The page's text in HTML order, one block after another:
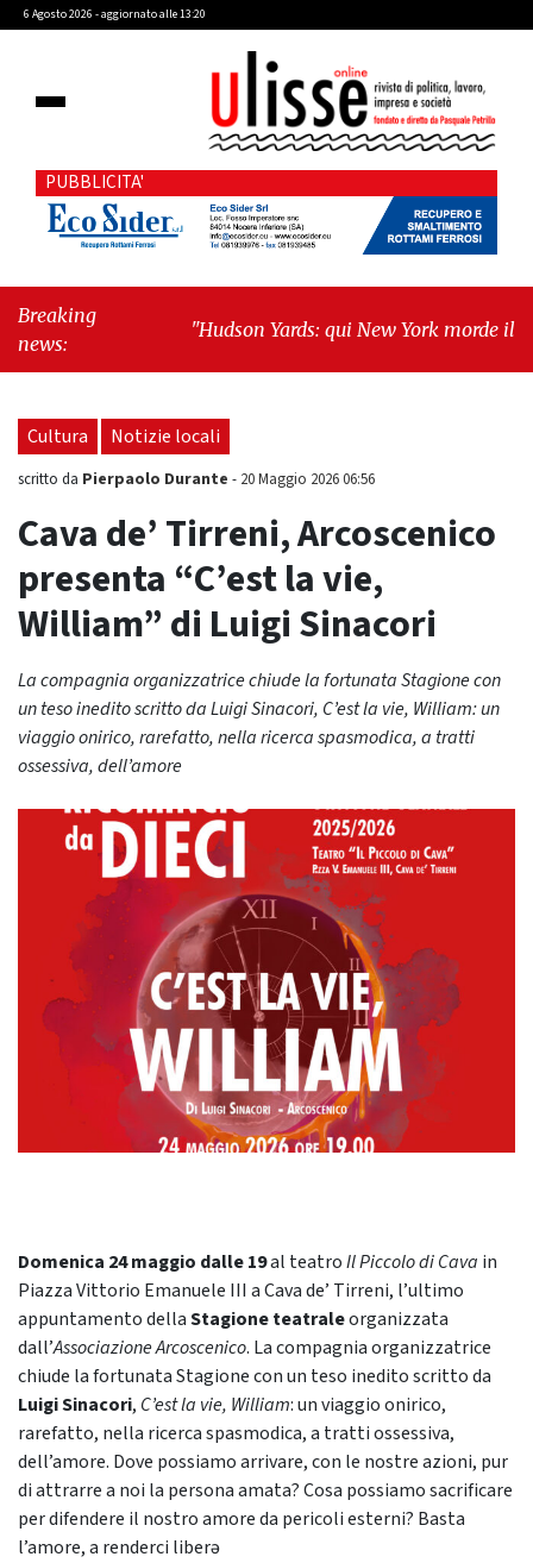
6 Agosto 2026 - aggiornato alle 13:20
PUBBLICITA'
Breaking
news:
"Hudson Yards: qui New York morde il
Cultura Notizie locali
scritto da Pierpaolo Durante - 20 Maggio 2026 06:56
Cava de’ Tirreni, Arcoscenico
presenta “C’est la vie,
William” di Luigi Sinacori
La compagnia organizzatrice chiude la fortunata Stagione con
un teso inedito scritto da Luigi Sinacori, C’est la vie, William: un
viaggio onirico, rarefatto, nella ricerca spasmodica, a tratti
ossessiva, dell’amore
Domenica 24 maggio dalle 19al teatroIl Piccolo di Cava in
Piazza Vittorio Emanuele III a Cava de’ Tirreni, l’ultimo
appuntamento dellaStagione teatraleorganizzata
dall’Associazione Arcoscenico. La compagnia organizzatrice
chiude la fortunata Stagione con un teso inedito scritto da
Luigi Sinacori, C’est la vie, William: un viaggio onirico,
rarefatto, nella ricerca spasmodica, a tratti ossessiva,
dell’amore. Dove possiamo arrivare, con le nostre azioni, pur
di attrarre a noi la persona amata? Cosa possiamo sacrificare
per difendere il nostro amore da pericoli esterni? Basta
l’amore, a renderci liberə